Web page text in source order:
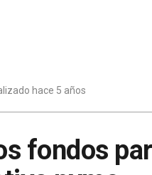
hace 5 años
fondos